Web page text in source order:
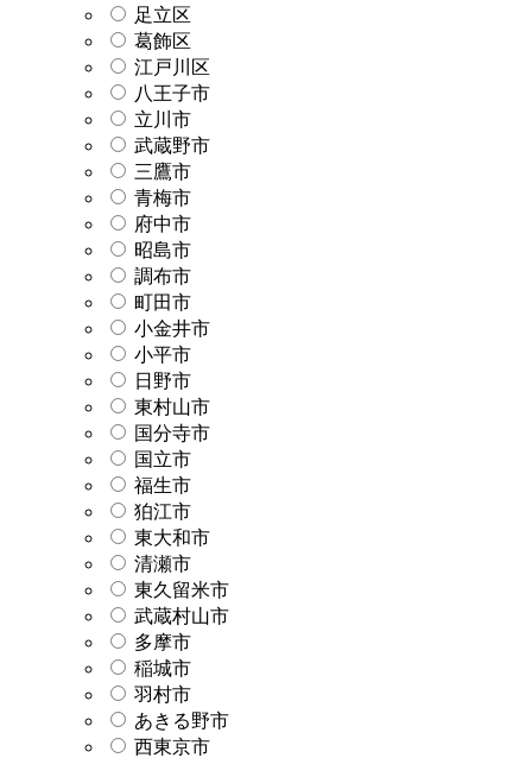
足立区
葛飾区
江戸川区
八王子市
立川市
武蔵野市
三鷹市
青梅市
府中市
昭島市
調布市
町田市
小金井市
小平市
日野市
東村山市
国分寺市
国立市
福生市
狛江市
東大和市
清瀬市
東久留米市
武蔵村山市
多摩市
稲城市
羽村市
あきる野市
西東京市